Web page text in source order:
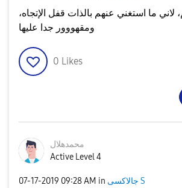
ما استغني عنهم بالذات قفل الإتجاه،
ومقهووور جدا عليها
0 Likes
محمدهلال
Active Level 4
‎07-17-2019 09:28 AM in جالاكسى S